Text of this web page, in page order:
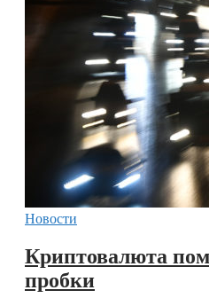
Новости
Криптовалюта
пробки